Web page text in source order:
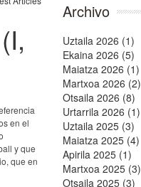
en el
y que
que en
Archivo
Uztaila 2026 (1)
Ekaina 2026 (5)
Maiatza 2026 (1)
Martxoa 2026 (2)
Otsaila 2026 (8)
Urtarrila 2026 (1)
Uztaila 2025 (3)
Maiatza 2025 (4)
Apirila 2025 (1)
Martxoa 2025 (3)
Otsaila 2025 (3)